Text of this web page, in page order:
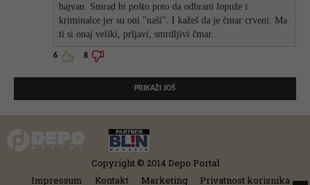
hajvan. Smrad bi pošto poto da odbrani lopuže i
kriminalce jer su oni "naši". I kažeš da je čmar crveni. Ma
ti si onaj veliki, prljavi, smrdljivi čmar.
6 8
PRIKAŽI JOŠ
Copyright © 2014 Depo Portal
Impressum
Kontakt Marketing Privatnost korisnika